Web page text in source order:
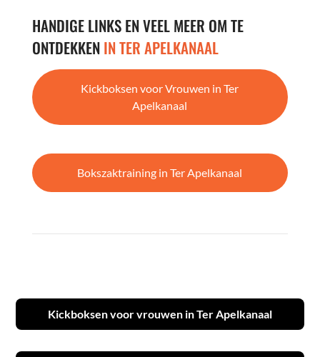
HANDIGE LINKS EN VEEL MEER OM TE
ONTDEKKENIN TER APELKANAAL
Kickboksen voor Vrouwen in Ter
Apelkanaal
Bokszaktraining in Ter Apelkanaal
Kickboksen voor vrouwen in Ter Apelkanaal